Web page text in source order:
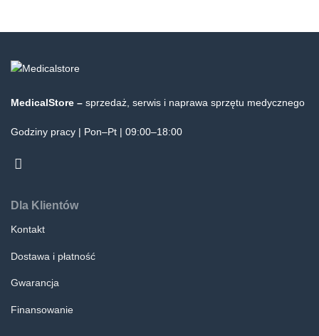
MedicalStore – sprzedaż, serwis i naprawa sprzętu medycznego
Godziny pracy | Pon–Pt | 09:00–18:00
Dla Klientów
Kontakt
Dostawa i płatność
Gwarancja
Finansowanie